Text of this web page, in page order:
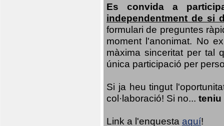
Es convida a
independentment de si
formulari de preguntes
moment l'anonimat. No
màxima sinceritat per tal
única participació per
Si ja heu tingut
col·laboració! Si no... teniu
Link a l'enquesta aquí!